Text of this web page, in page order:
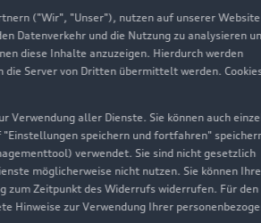
("Wir", "Unser"), nutzen auf unserer Website
Datenverkehr und die Nutzung zu analysieren
diese Inhalte anzuzeigen. Hierdurch werden
die Server von Dritten übermittelt werden.
Verwendung aller Dienste. Sie können auch
speichern und fortfahren"
verwendet. Sie sind nicht gesetzlich
möglicherweise nicht nutzen. Sie können Ihre
zum Zeitpunkt des Widerrufs widerrufen. Für den
Hinweise zur Verwendung Ihrer